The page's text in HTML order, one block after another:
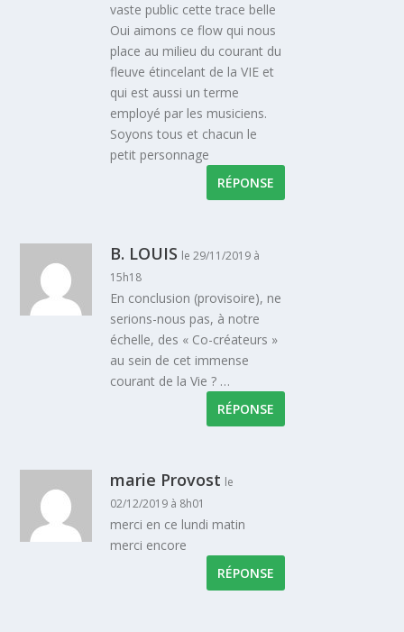
vaste public cette trace belle
Oui aimons ce flow qui nous
place au milieu du courant du
fleuve étincelant de la VIE et
qui est aussi un terme
employé par les musiciens.
Soyons tous et chacun le
petit personnage
RÉPONSE
B. LOUIS le 29/11/2019 à
15h18
En conclusion (provisoire), ne
serions-nous pas, à notre
échelle, des « Co-créateurs »
au sein de cet immense
courant de la Vie ? …
RÉPONSE
marie Provost le
02/12/2019 à 8h01
merci en ce lundi matin
merci encore
RÉPONSE